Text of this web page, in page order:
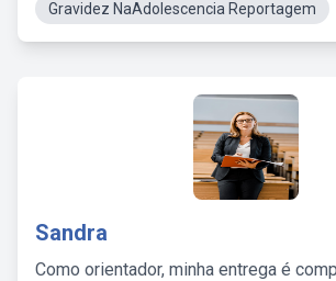
Gravidez NaAdolescencia Reportagem
Sandra
Como orientador, minha entrega é